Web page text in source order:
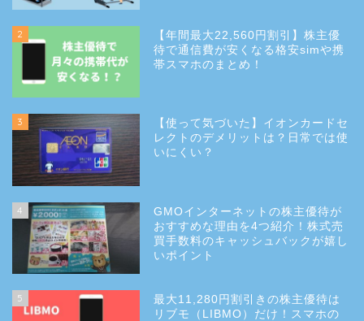
2
【年間最大22,560円割引】株主優
待で通信費が安くなる格安simや携
帯スマホのまとめ！
3
【使って気づいた】イオンカードセ
レクトのデメリットは？日常では使
いにくい？
4
GMOインターネットの株主優待が
おすすめな理由を4つ紹介！株式売
買手数料のキャッシュバックが嬉し
いポイント
5
最大11,280円割引きの株主優待は
リブモ（LIBMO）だけ！スマホの